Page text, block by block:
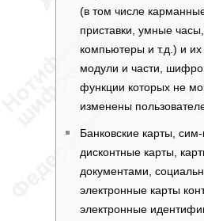
(в том числе
приставки, умные
компьютеры и т.д.) и
модули и части,
функции которых не
изменены
Банковские карты, сим-
дисконтные карты,
документами,
электронные карты
электронные